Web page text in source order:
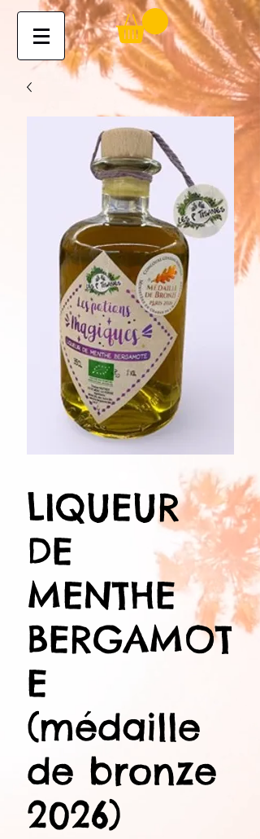
LIQUEUR
DE
MENTHE
BERGAMOT
E
(médaille
de bronze
2026)